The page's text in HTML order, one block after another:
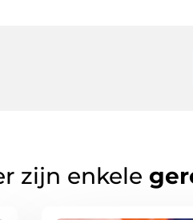
zijn enkele